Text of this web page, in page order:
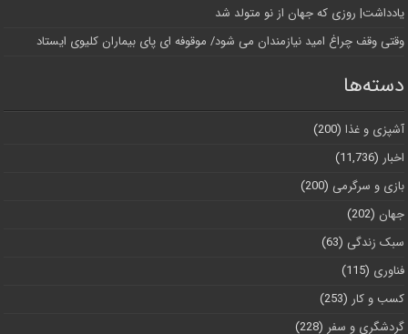
یادداشت| روزی که جهان از نو متولد شد
وقتی وقف چراغ امید نیازمندان می شود/ موقوفه ای پای بیماران کلیوی ایستاد
دسته‌ها
آشپزی و غذا (200)
اخبار (11,736)
بازی و سرگرمی (200)
جهان (202)
سبک زندگی (63)
فناوری (115)
کسب و کار (253)
گردشگری و سفر (228)